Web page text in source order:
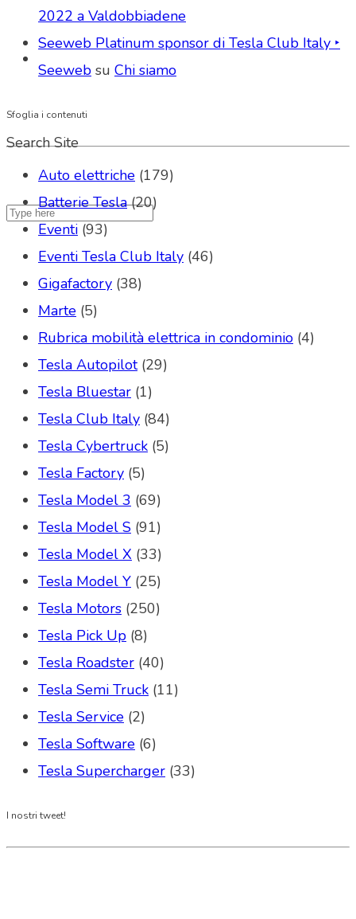
Search Site
2022 a Valdobbiadene
Seeweb Platinum sponsor di Tesla Club Italy ‣
Seeweb su Chi siamo
Sfoglia i contenuti
Auto elettriche (179)
Batterie Tesla(20)
Eventi (93)
Eventi Tesla Club Italy (46)
Gigafactory (38)
Marte (5)
Rubrica mobilità elettrica in condominio (4)
Tesla Autopilot(29)
Tesla Bluestar (1)
Tesla Club Italy (84)
Tesla Cybertruck (5)
Tesla Factory (5)
Tesla Model 3 (69)
Tesla Model S (91)
Tesla Model X (33)
Tesla Model Y (25)
Tesla Motors (250)
Tesla Pick Up (8)
Tesla Roadster (40)
Tesla Semi Truck (11)
Tesla Service (2)
Tesla Software (6)
Tesla Supercharger (33)
I nostri tweet!